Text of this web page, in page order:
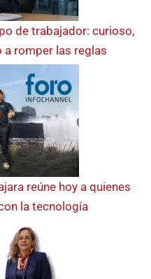
de trabajador: curioso,
romper las reglas
reúne hoy a quienes
la tecnología